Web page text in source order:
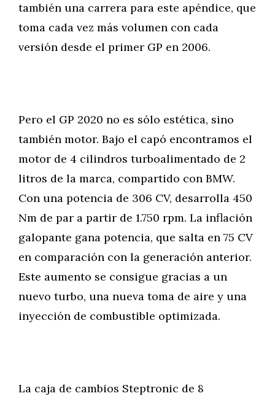
también una carrera para este apéndice, que
toma cada vez más volumen con cada
versión desde el primer GP en 2006.
Pero el GP 2020 no es sólo estética, sino
también motor. Bajo el capó encontramos el
motor de 4 cilindros turboalimentado de 2
litros de la marca, compartido con BMW.
Con una potencia de 306 CV, desarrolla 450
Nm de par a partir de 1.750 rpm. La inflación
galopante gana potencia, que salta en 75 CV
en comparación con la generación anterior.
Este aumento se consigue gracias a un
nuevo turbo, una nueva toma de aire y una
inyección de combustible optimizada.
La caja de cambios Steptronic de 8